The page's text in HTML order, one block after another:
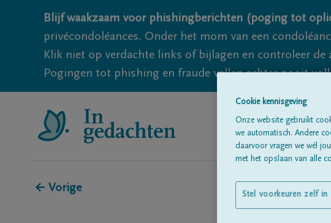
Blijf waakzaam voor phishingberichten (poging tot
privécondoléances. Onder het mom van een
Klik niet op verdachte links of bijlagen en controleer
Pogingen tot phishing en fraude vallen echter nooit
← Vorige
Cookie kennisgeving
Onze website gebruikt
we automatisch. Andere
daarvoor vragen we wél
met het opslaan van alle
Stel voorkeuren zelf in